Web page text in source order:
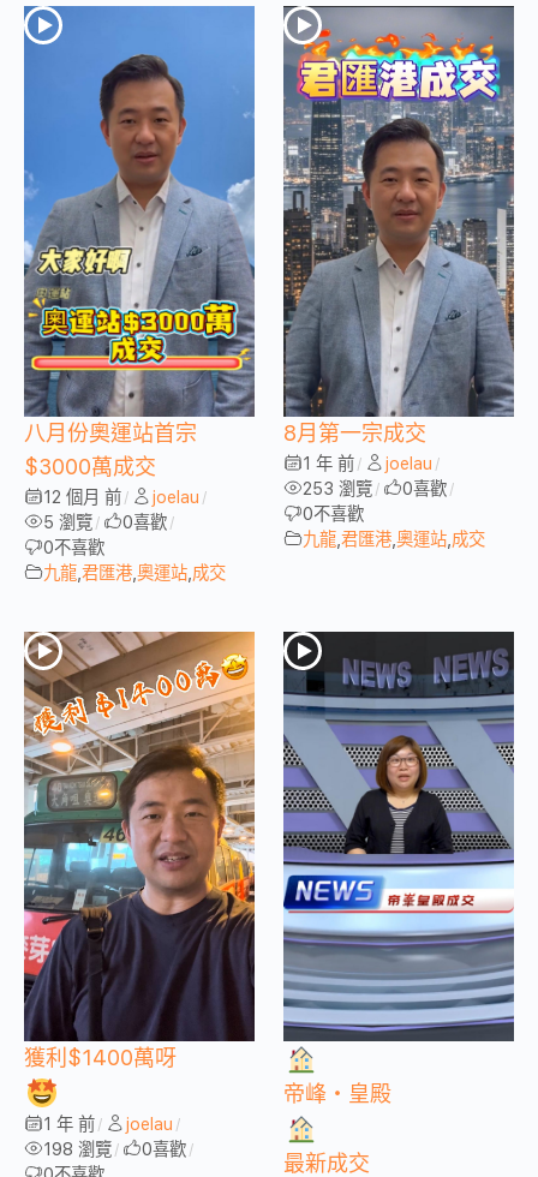
八月份奧運站首宗
$3000萬成交
12 個月 前 / joelau /
5 瀏覽 / 0喜歡 /
0不喜歡
九龍 君匯港 奧運站 成交
8月第一宗成交
1 年 前 / joelau /
253 瀏覽 / 0喜歡 /
0不喜歡
九龍 君匯港 奧運站 成交
獲利$1400萬呀
1 年 前 / joelau /
198 瀏覽 / 0喜歡 /
帝峰・皇殿
最新成交